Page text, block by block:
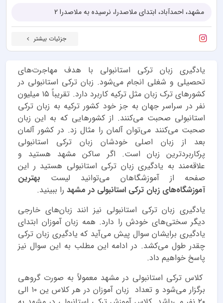
مشهد، احمدآباد، ابتدای ملاصدرا، نرسیده به ملاصدرا 2
جزئیات بیشتر
یادگیری زبان ترکی استانبولی با هدف مهاجرت‌های
تحصیلی و شغلی انجام می‌شود. زبان ترکی استانبولی در
کشورهای ترک زبان مثل ترکیه کاربرد دارد. تقریباً ۱۵ میلیون
نفر در سراسر جهان به جز خود کشور ترکیه به زبان ترکی
استانبولی صحبت می‌کنند. از کشورهایی که به این زبان
صحبت می‌کنند می‌توان آلمان را مثال زد. در کشور آلمان
بعد از زبان اصلی خودشان زبان ترکی استانبولی
پرکاربردترین زبان است. اگر ساکن مشهد هستید و
علاقه‌مند به یادگیری زبان ترکی استانبولی هستید ر این
صفحه از آموزشگاهان می‌توانید لیست بهترین
آموزشگاه‌های زبان ترکی استانبولی در مشهد را ببینید.
یادگیری زبان ترکی استانبولی نیز انند زبان‌های خارجی
دیگر سختی‌های خودش را دارد. همه زبان آموزان ابتدای
یادگیری برایشان سوال پیش می‌آید که یادگیری زبان ترکی
چقدر طول می‌کشد. در ادامه این مطلب به این سوال نیز
پاسخ خواهیم داد.
کلاس ترکی استانبولی در مشهد معمولاً به صورت گروهی
برگزار می‌شود و تعداد زبان آموزان در هر کلاس ین ۱۰ الی